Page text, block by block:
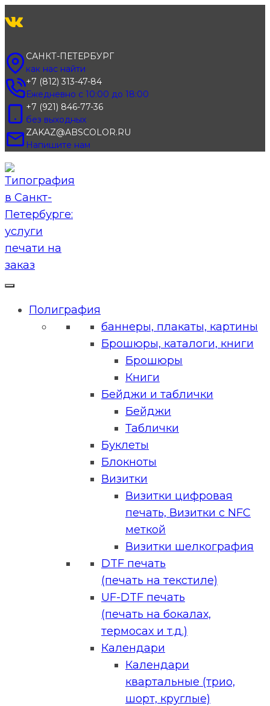
к
САНКТ-ПЕТЕРБУРГ
как нас найти
+7 (812) 313-47-84
Ежедневно с 10:00 до 18:00
+7 (921) 846-77-36
без выходных
ZAKAZ@ABSCOLOR.RU
Напишите нам
Полиграфия
баннеры, плакаты, картины
Брошюры, каталоги, книги
Брошюры
Книги
Бейджи и таблички
Бейджи
Таблички
Буклеты
Блокноты
Визитки
Визитки цифровая
печать, Визитки с NFC
меткой
Визитки шелкография
DTF печать
(печать на текстиле)
UF-DTF печать
(печать на бокалах,
термосах и т.д.)
Календари
Календари
квартальные (трио,
шорт, круглые)